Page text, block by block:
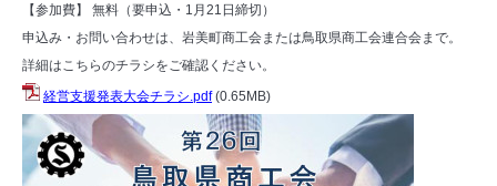
【参加費】 無料（要申込・1月21日締切）
申込み・お問い合わせは、岩美町商工会または鳥取県商工会連合会まで。
詳細はこちらのチラシをご確認ください。
経営支援発表大会チラシ.pdf (0.65MB)